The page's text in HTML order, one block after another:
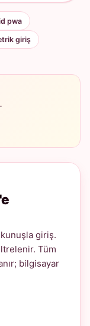
pwa
giriş
giriş.
Tüm
bilgisayar